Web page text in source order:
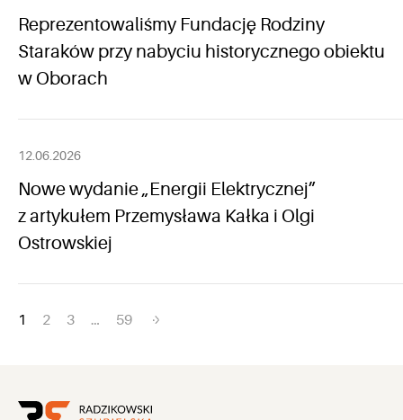
Reprezentowaliśmy Fundację Rodziny
Staraków przy nabyciu historycznego obiektu
w Oborach
12.06.2026
Nowe wydanie „Energii Elektrycznej”
z artykułem Przemysława Kałka i Olgi
Ostrowskiej
Nawigacja
1 2 3 … 59